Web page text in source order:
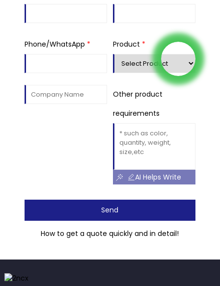
Phone/WhatsApp * Product *
Other product
requirements
AI Helps Write
Send
How to get a quote quickly and in detail!